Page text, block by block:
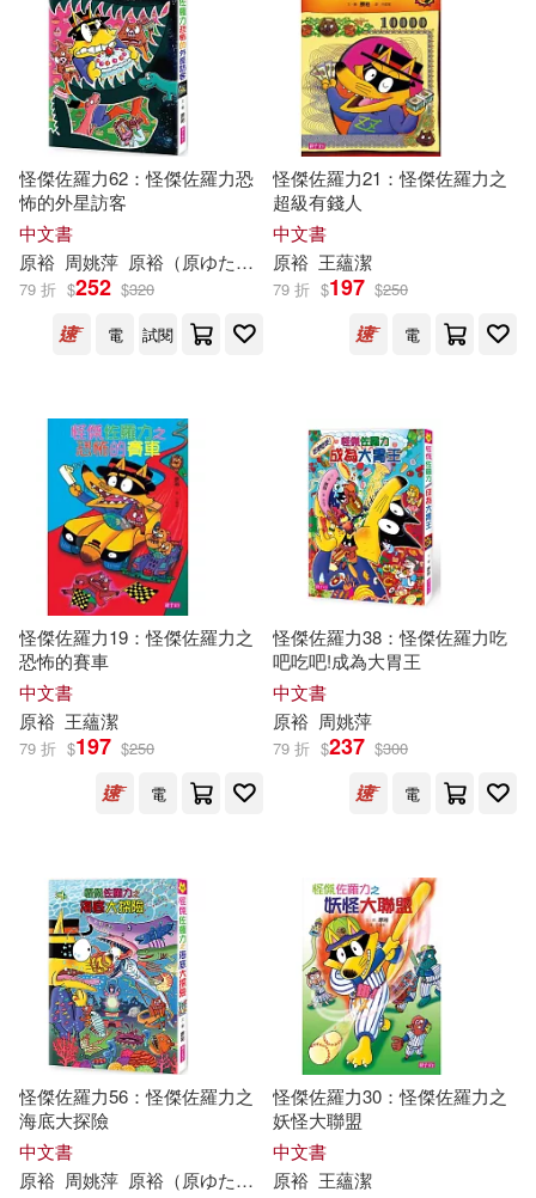
怪傑佐羅力62：怪傑佐羅力恐
怖的外星訪客
中文書
原裕 周姚萍 原裕 （原ゆたか）
79 折 $252 $320
電
試閱
怪傑佐羅力21：怪傑佐羅力之
超級有錢人
中文書
原裕 王蘊潔
79 折 $197 $250
電
怪傑佐羅力19：怪傑佐羅力之
恐怖的賽車
中文書
原裕 王蘊潔
79 折 $197 $250
電
怪傑佐羅力38：怪傑佐羅力吃
吧吃吧!成為大胃王
中文書
原裕 周姚萍
79 折 $237 $300
電
怪傑佐羅力56：怪傑佐羅力之
海底大探險
中文書
原裕 周姚萍 原裕 （原ゆたか）
怪傑佐羅力30：怪傑佐羅力之
妖怪大聯盟
中文書
原裕 王蘊潔